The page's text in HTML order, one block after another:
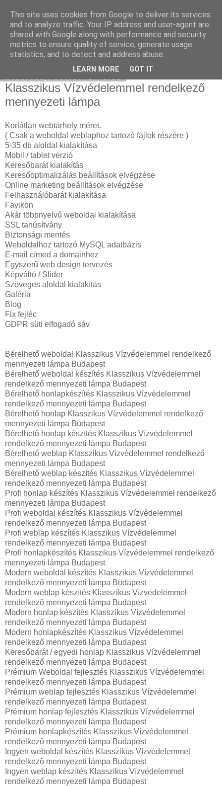
Facebook online marketing
Klasszikus Vízvédelemmel rendelkező
mennyezeti lámpa
Korlátlan webtárhely méret.
( Csak a weboldal weblaphoz tartozó fájlok részére )
5-35 db aloldal kialakítása
Mobil / tablet verzió
Keresőbarát kialakítás
Keresőoptimalizálás beállítások elvégzése
Online marketing beállítások elvégzése
Felhasználóbarát kialakítása
Favikon
Akár többnyelvű weboldal kialakítása
SSL tanúsítvány
Biztonsági mentés
Weboldalhoz tartozó MySQL adatbázis
E-mail címed a domainhez
Egyszerű web design tervezés
Képváltó / Slider
Szöveges aloldal kialakítás
Galéria
Blog
Fix fejléc
GDPR süti elfogadó sáv
Bérelhető weboldal Klasszikus Vízvédelemmel rendelkező
mennyezeti lámpa Budapest
Bérelhető weboldal‎ készítés Klasszikus Vízvédelemmel
rendelkező mennyezeti lámpa Budapest
Bérelhető honlapkészítés Klasszikus Vízvédelemmel
rendelkező mennyezeti lámpa Budapest
Bérelhető honlap Klasszikus Vízvédelemmel rendelkező
mennyezeti lámpa Budapest
Bérelhető honlap készítés Klasszikus Vízvédelemmel
rendelkező mennyezeti lámpa Budapest
Bérelhető weblap Klasszikus Vízvédelemmel rendelkező
mennyezeti lámpa Budapest
Bérelhető weblap készítés Klasszikus Vízvédelemmel
rendelkező mennyezeti lámpa Budapest
Profi honlap készítés Klasszikus Vízvédelemmel rendelkező
mennyezeti lámpa Budapest
Profi weboldal készítés Klasszikus Vízvédelemmel
rendelkező mennyezeti lámpa Budapest
Profi weblap készítés Klasszikus Vízvédelemmel
rendelkező mennyezeti lámpa Budapest
Profi honlapkészítés Klasszikus Vízvédelemmel rendelkező
mennyezeti lámpa Budapest
Modern weboldal készítés Klasszikus Vízvédelemmel
rendelkező mennyezeti lámpa Budapest
Modern weblap készítés Klasszikus Vízvédelemmel
rendelkező mennyezeti lámpa Budapest
Modern honlap készítés Klasszikus Vízvédelemmel
rendelkező mennyezeti lámpa Budapest
Modern honlapkészítés Klasszikus Vízvédelemmel
rendelkező mennyezeti lámpa Budapest
Keresőbarát / egyedi honlap‎ Klasszikus Vízvédelemmel
rendelkező mennyezeti lámpa Budapest
Prémium Weboldal fejlesztés‎ Klasszikus Vízvédelemmel
rendelkező mennyezeti lámpa Budapest
Prémium weblap fejlesztés‎ Klasszikus Vízvédelemmel
rendelkező mennyezeti lámpa Budapest
Prémium honlap fejlesztés‎ Klasszikus Vízvédelemmel
rendelkező mennyezeti lámpa Budapest
Prémium honlapkészítés‎ Klasszikus Vízvédelemmel
rendelkező mennyezeti lámpa Budapest
Ingyen weboldal készítés Klasszikus Vízvédelemmel
rendelkező mennyezeti lámpa Budapest
Ingyen weblap készítés Klasszikus Vízvédelemmel
rendelkező mennyezeti lámpa Budapest
This site uses cookies from Google to deliver its services
and to analyze traffic. Your IP address and user-agent are
shared with Google along with performance and security
metrics to ensure quality of service, generate usage
statistics, and to detect and address abuse.
LEARN MORE GOT IT